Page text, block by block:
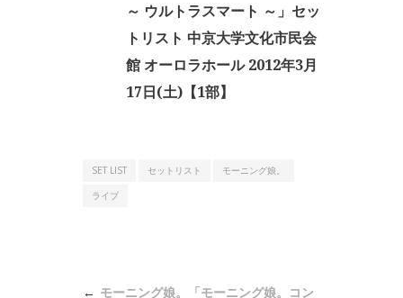
～ ウルトラスマート ～」セッ
トリスト 中京大学文化市民会
館 オーロラホール 2012年3月
17日(土)【1部】
SET LIST セットリスト
モーニング娘。
ライブ
モーニング娘。「モーニング娘。コン